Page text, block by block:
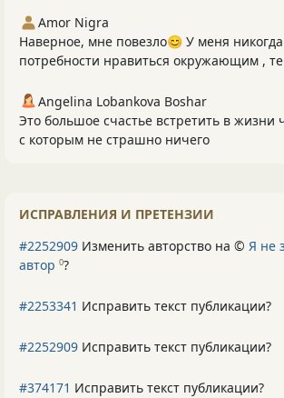
Amor Nigra
Наверное, мне повезло😊 У меня
потребности нравиться окружающим ,
Angelina Lobankova Boshar
Это большое счастье встретить в жизни
с которым не страшно ничего
ИСПРАВЛЕНИЯ И ПРЕТЕНЗИИ
#2252909 Изменить авторство на © Я не
автор 0?
#2253341 Исправить текст публикации?
#2252909 Исправить текст публикации?
#374171 Исправить текст публикации?